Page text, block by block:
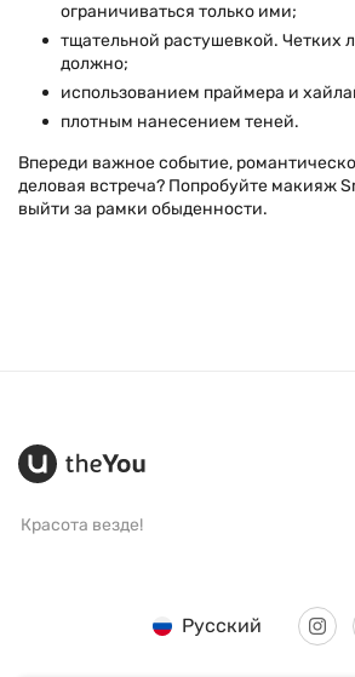
ограничиваться только ими;
тщательной растушевкой. Четких
должно;
использованием праймера и
плотным нанесением теней.
Впереди важное событие,
деловая встреча? Попробуйте макияж
выйти за рамки обыденности.
Красота везде!
Русский